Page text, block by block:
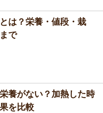
は？栄養・値段・栽
で
養がない？加熱した時
を比較